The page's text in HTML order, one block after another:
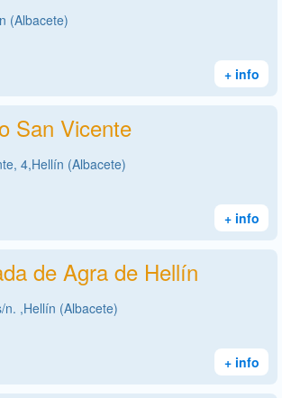
(Albacete)
+ info
San Vicente
4,Hellín (Albacete)
+ info
de Agra de Hellín
n. ,Hellín (Albacete)
+ info